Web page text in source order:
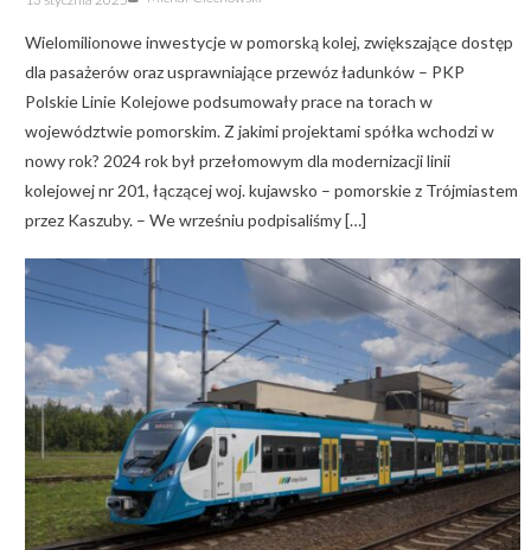
on
Wielomilionowe inwestycje w pomorską kolej, zwiększające dostęp
dla pasażerów oraz usprawniające przewóz ładunków – PKP
Polskie Linie Kolejowe podsumowały prace na torach w
województwie pomorskim. Z jakimi projektami spółka wchodzi w
nowy rok? 2024 rok był przełomowym dla modernizacji linii
kolejowej nr 201, łączącej woj. kujawsko – pomorskie z Trójmiastem
przez Kaszuby. – We wrześniu podpisaliśmy […]